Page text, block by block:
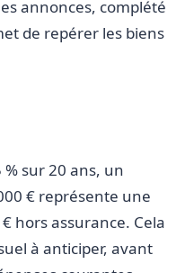
annonces, complété
de repérer les biens
sur 20 ans, un
€ représente une
hors assurance. Cela
à anticiper, avant